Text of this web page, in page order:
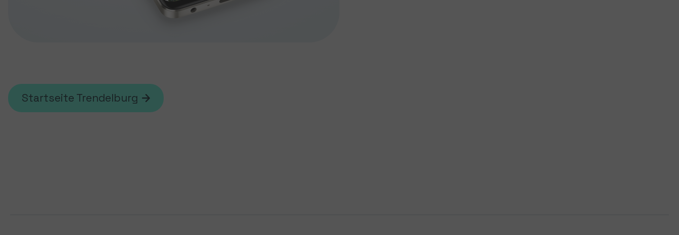
Startseite Trendelburg